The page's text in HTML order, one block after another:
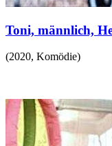
Toni, männlich,
(2020, Komödie)